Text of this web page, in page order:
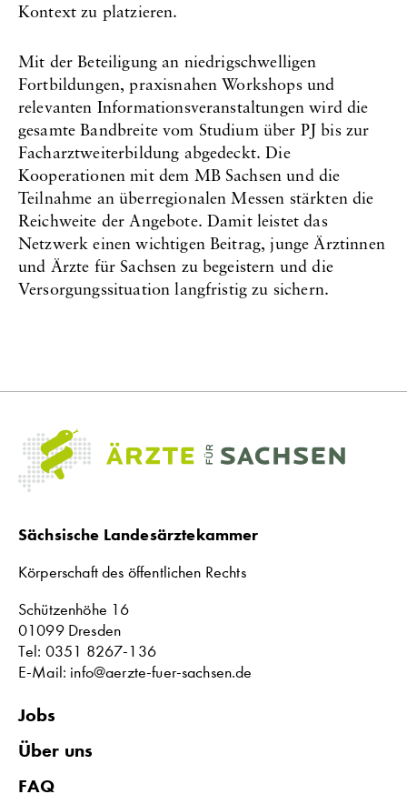
Kontext zu platzieren.
Mit der Beteiligung an niedrigschwelligen
Fortbildungen, praxisnahen Workshops und
relevanten Informationsveranstaltungen wird die
gesamte Bandbreite vom Studium über PJ bis zur
Facharztweiterbildung abgedeckt. Die
Kooperationen mit dem MB Sachsen und die
Teilnahme an überregionalen Messen stärkten die
Reichweite der Angebote. Damit leistet das
Netzwerk einen wichtigen Beitrag, junge Ärztinnen
und Ärzte für Sachsen zu begeistern und die
Versorgungssituation langfristig zu sichern.
Sächsische Landesärztekammer
Körperschaft des öffentlichen Rechts
Schützenhöhe 16
01099 Dresden
Tel: 0351 8267-136
E-Mail: info@aerzte-fuer-sachsen.de
Jobs
Über uns
FAQ